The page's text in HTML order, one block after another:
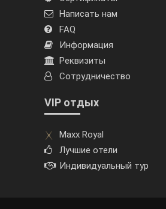
Написать нам
FAQ
Информация
Реквизиты
Сотрудничество
VIP отдых
Maxx Royal
Лучшие отели
Индивидуальный тур